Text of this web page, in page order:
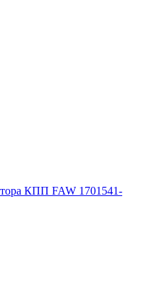
КПП FAW 1701541-